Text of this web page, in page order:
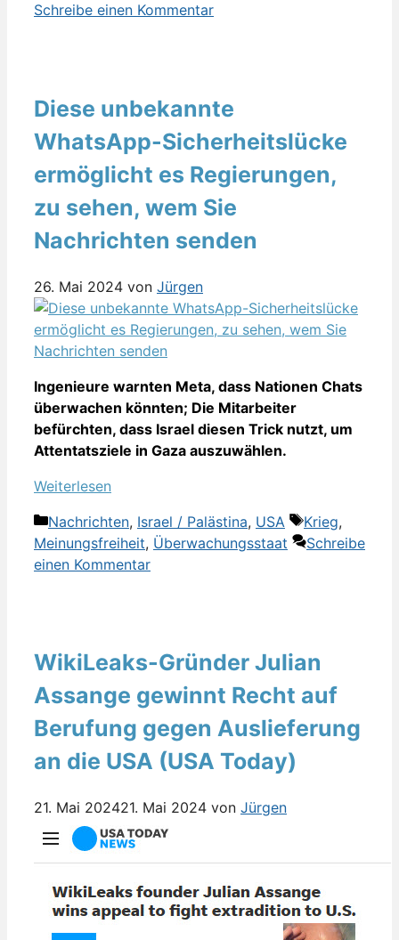
Schreibe einen Kommentar
Diese unbekannte
WhatsApp-Sicherheitslücke
ermöglicht es Regierungen,
zu sehen, wem Sie
Nachrichten senden
26. Mai 2024 von Jürgen
Ingenieure warnten Meta, dass Nationen Chats
überwachen könnten; Die Mitarbeiter
befürchten, dass Israel diesen Trick nutzt, um
Attentatsziele in Gaza auszuwählen.
Weiterlesen
Kategorien
Nachrichten, Israel / Palästina, USA Schlagwörter
Krieg,
Meinungsfreiheit, Überwachungsstaat
Schreibe
einen Kommentar
WikiLeaks-Gründer Julian
Assange gewinnt Recht auf
Berufung gegen Auslieferung
an die USA (USA Today)
21. Mai 202421. Mai 2024 von Jürgen